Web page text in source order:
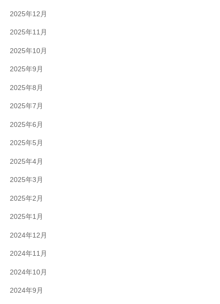
2025年12月
2025年11月
2025年10月
2025年9月
2025年8月
2025年7月
2025年6月
2025年5月
2025年4月
2025年3月
2025年2月
2025年1月
2024年12月
2024年11月
2024年10月
2024年9月